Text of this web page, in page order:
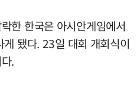
한 한국은 아시안게임에서
됐다. 23일 대회 개회식이
.